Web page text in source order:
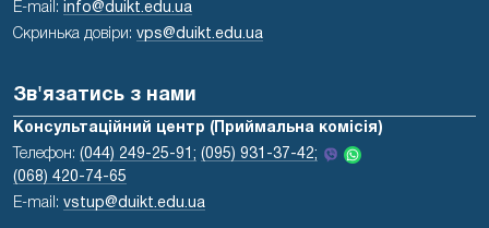
E-mail:
info@duikt.edu.ua
Скринька довіри: vps@duikt.edu.ua
Зв'язатись з нами
Консультаційний центр (Приймальна комісія)
Телефон: (044) 249-25-91; (095) 931-37-42;
(068) 420-74-65
E-mail: vstup@duikt.edu.ua